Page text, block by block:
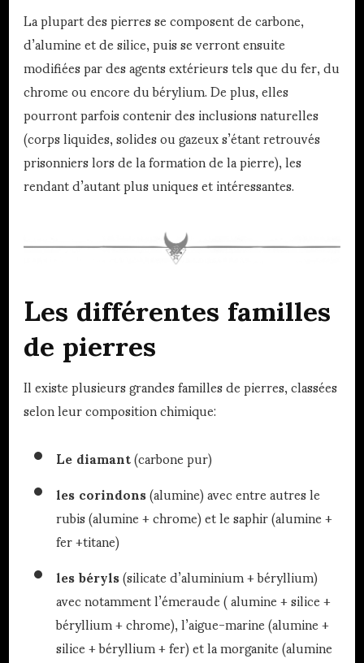
La plupart des pierres se composent de carbone,
d’alumine et de silice, puis se verront ensuite
modifiées par des agents extérieurs tels que du fer, du
chrome ou encore du bérylium. De plus, elles
pourront parfois contenir des inclusions naturelles
(corps liquides, solides ou gazeux s’étant retrouvés
prisonniers lors de la formation de la pierre), les
rendant d’autant plus uniques et intéressantes.
Les différentes familles
de pierres
Il existe plusieurs grandes familles de pierres, classées
selon leur composition chimique:
Le diamant(carbone pur)
les corindons(alumine) avec entre autres le
rubis (alumine + chrome) et le saphir (alumine +
fer +titane)
les béryls(silicate d’aluminium + béryllium)
avec notamment l’émeraude ( alumine + silice +
béryllium + chrome), l’aigue-marine (alumine +
silice + béryllium + fer) et la morganite (alumine